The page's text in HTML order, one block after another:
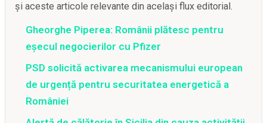
și aceste articole relevante din același flux editorial.
Gheorghe Piperea: Românii plătesc pentru
eșecul negocierilor cu Pfizer
PSD solicită activarea mecanismului european
de urgență pentru securitatea energetică a
României